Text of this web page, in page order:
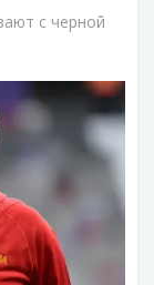
с черной